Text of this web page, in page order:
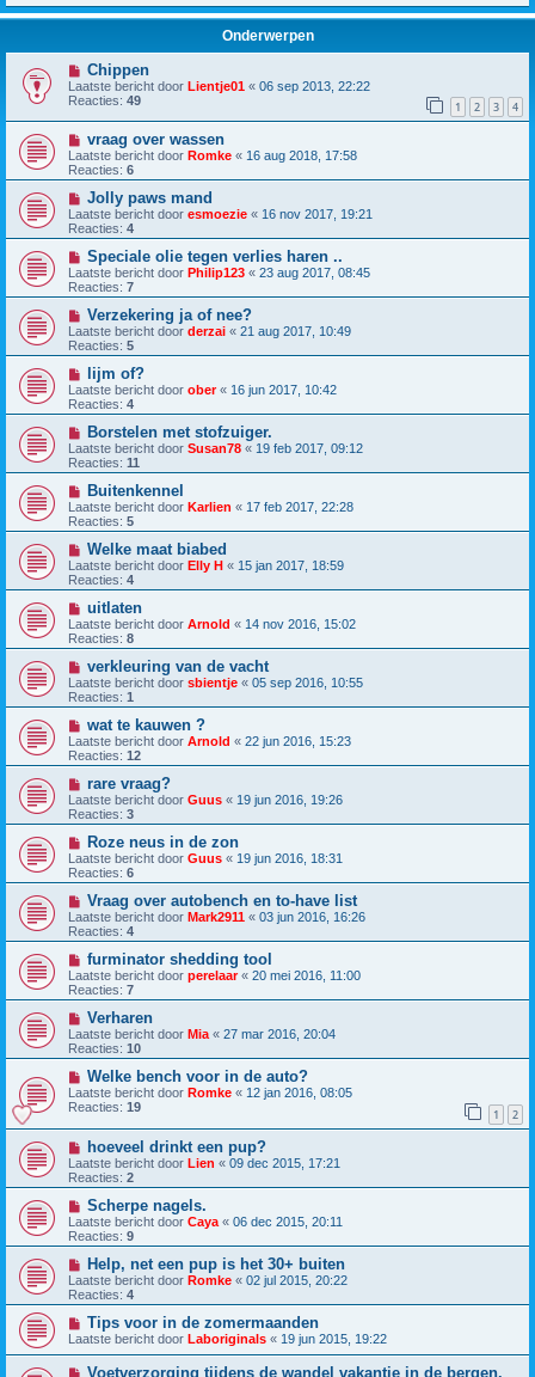
Onderwerpen
Chippen
Laatste bericht door Lientje01 « 06 sep 2013, 22:22
Reacties: 49 1 2 3 4
vraag over wassen
Laatste bericht door Romke « 16 aug 2018, 17:58
Reacties: 6
Jolly paws mand
Laatste bericht door esmoezie « 16 nov 2017, 19:21
Reacties: 4
Speciale olie tegen verlies haren ..
Laatste bericht door Philip123 « 23 aug 2017, 08:45
Reacties: 7
Verzekering ja of nee?
Laatste bericht door derzai « 21 aug 2017, 10:49
Reacties: 5
lijm of?
Laatste bericht door ober« 16 jun 2017, 10:42
Reacties: 4
Borstelen met stofzuiger.
Laatste bericht door Susan78 « 19 feb 2017, 09:12
Reacties: 11
Buitenkennel
Laatste bericht door Karlien « 17 feb 2017, 22:28
Reacties: 5
Welke maat biabed
Laatste bericht door Elly H « 15 jan 2017, 18:59
Reacties: 4
uitlaten
Laatste bericht door Arnold « 14 nov 2016, 15:02
Reacties: 8
verkleuring van de vacht
Laatste bericht door sbientje « 05 sep 2016, 10:55
Reacties: 1
wat te kauwen ?
Laatste bericht door Arnold « 22 jun 2016, 15:23
Reacties: 12
rare vraag?
Laatste bericht door Guus « 19 jun 2016, 19:26
Reacties: 3
Roze neus in de zon
Laatste bericht door Guus « 19 jun 2016, 18:31
Reacties: 6
Vraag over autobench en to-have list
Laatste bericht door Mark2911 « 03 jun 2016, 16:26
Reacties: 4
furminator shedding tool
Laatste bericht door perelaar« 20 mei 2016, 11:00
Reacties: 7
Verharen
Laatste bericht door Mia « 27 mar 2016, 20:04
Reacties: 10
Welke bench voor in de auto?
Laatste bericht door Romke « 12 jan 2016, 08:05
Reacties: 19 1 2
hoeveel drinkt een pup?
Laatste bericht door Lien « 09 dec 2015, 17:21
Reacties: 2
Scherpe nagels.
Laatste bericht door Caya « 06 dec 2015, 20:11
Reacties: 9
Help, net een pup is het 30+ buiten
Laatste bericht door Romke « 02 jul 2015, 20:22
Reacties: 4
Tips voor in de zomermaanden
Laatste bericht door Laboriginals « 19 jun 2015, 19:22
Voetverzorging tijdens de wandel vakantie in de bergen.